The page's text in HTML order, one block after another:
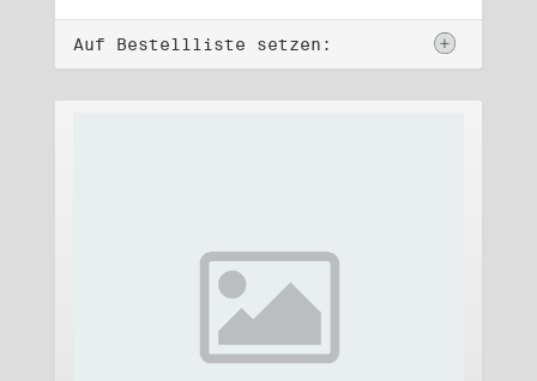
Auf Bestellliste setzen: